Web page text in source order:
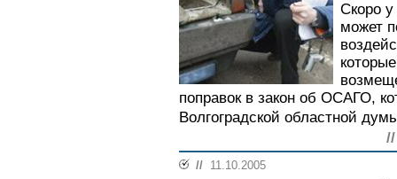
Скоро у
может
поправок в закон об ОСАГО,
Волгоградской областной
// 11.10.2005